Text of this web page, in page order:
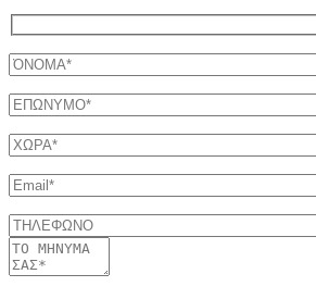
Ονομα
Επώνυμο
Χώρα
Email
Τηλέφωνο